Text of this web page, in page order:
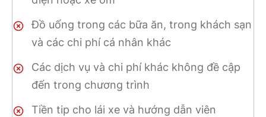
Đồ uống trong các bữa ăn, trong khách sạn
và các chi phí cá nhân khác
Các dịch vụ và chi phí khác không đề cập
đến trong chương trình
Tiền tip cho lái xe và hướng dẫn viên